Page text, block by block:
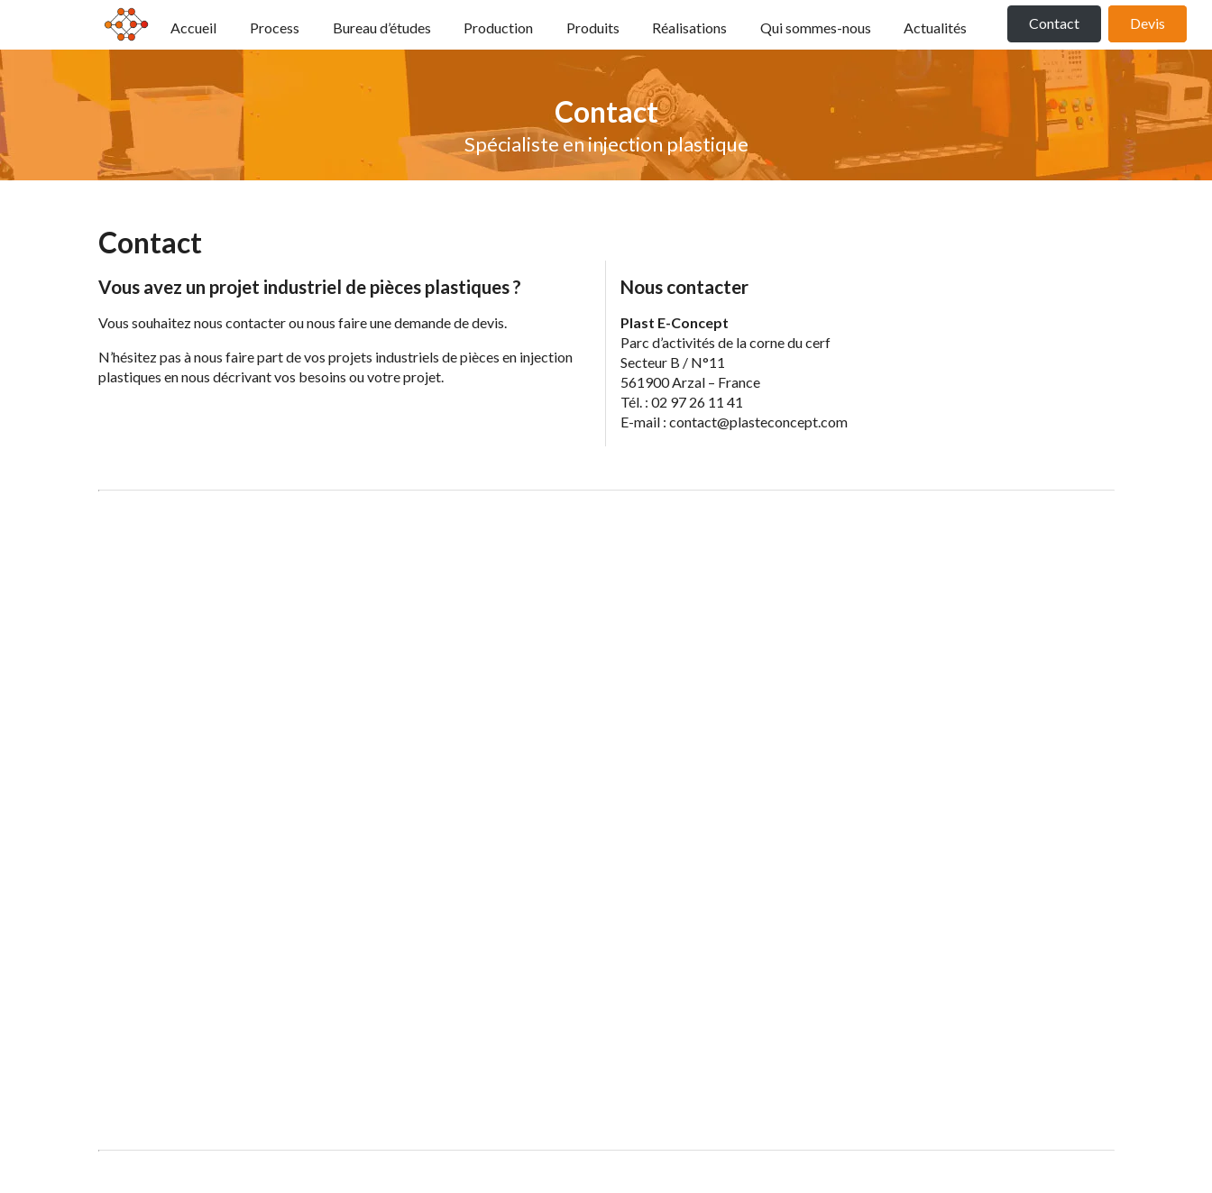
Accueil Process Bureau d’études Production Produits Réalisations Qui sommes-nous Actualités Contact Devis
Contact
Spécialiste en injection plastique
Contact
Vous avez un projet industriel de pièces plastiques ?
Vous souhaitez nous contacter ou nous faire une demande de devis.
N’hésitez pas à nous faire part de vos projets industriels de pièces en injection
plastiques en nous décrivant vos besoins ou votre projet.
Nous contacter
Plast E-Concept
Parc d’activités de la corne du cerf
Secteur B / N°11
561900 Arzal – France
Tél. : 02 97 26 11 41
E-mail : contact@plasteconcept.com